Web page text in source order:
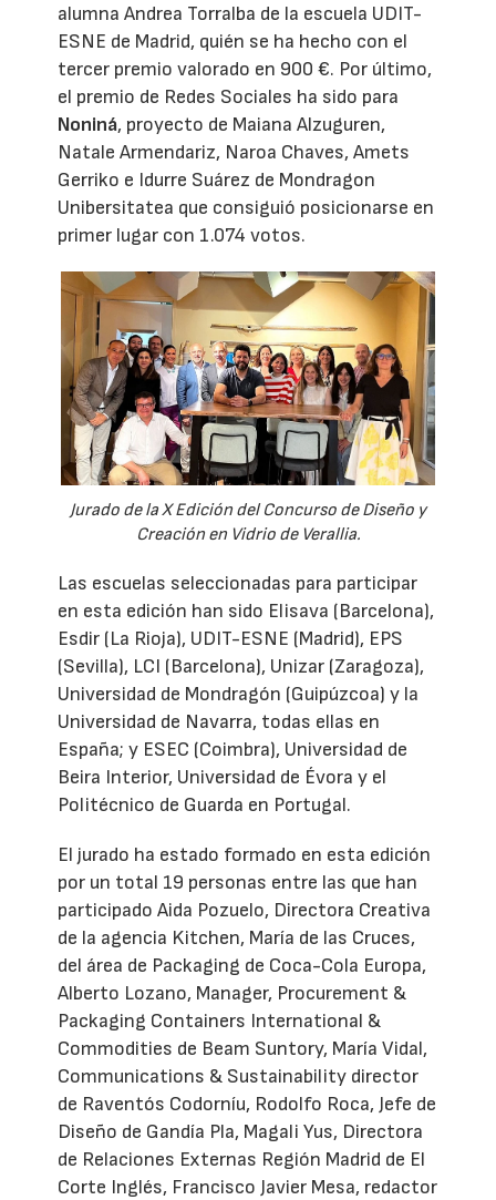
alumna Andrea Torralba de la escuela UDIT-
ESNE de Madrid, quién se ha hecho con el
tercer premio valorado en 900 €. Por último,
el premio de Redes Sociales ha sido para
Noniná, proyecto de Maiana Alzuguren,
Natale Armendariz, Naroa Chaves, Amets
Gerriko e Idurre Suárez de Mondragon
Unibersitatea que consiguió posicionarse en
primer lugar con 1.074 votos.
Jurado de la X Edición del Concurso de Diseño y
Creación en Vidrio de Verallia.
Las escuelas seleccionadas para participar
en esta edición han sido Elisava (Barcelona),
Esdir (La Rioja), UDIT-ESNE (Madrid), EPS
(Sevilla), LCI (Barcelona), Unizar (Zaragoza),
Universidad de Mondragón (Guipúzcoa) y la
Universidad de Navarra, todas ellas en
España; y ESEC (Coimbra), Universidad de
Beira Interior, Universidad de Évora y el
Politécnico de Guarda en Portugal.
El jurado ha estado formado en esta edición
por un total 19 personas entre las que han
participado Aida Pozuelo, Directora Creativa
de la agencia Kitchen, María de las Cruces,
del área de Packaging de Coca-Cola Europa,
Alberto Lozano, Manager, Procurement &
Packaging Containers International &
Commodities de Beam Suntory, María Vidal,
Communications & Sustainability director
de Raventós Codorníu, Rodolfo Roca, Jefe de
Diseño de Gandía Pla, Magali Yus, Directora
de Relaciones Externas Región Madrid de El
Corte Inglés, Francisco Javier Mesa, redactor